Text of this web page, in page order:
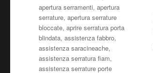
apertura serramenti,apertura
serrature,apertura serrature
bloccate,aprire serratura porta
blindata,assistenza fabbro,
assistenza saracineache,
assistenza serratura fiam,
assistenza serrature porte